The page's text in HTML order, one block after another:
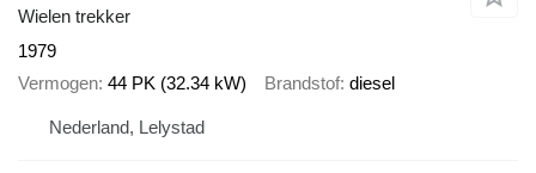
Wielen trekker
1979
Vermogen 44 PK (32.34 kW) Brandstof diesel
Nederland, Lelystad